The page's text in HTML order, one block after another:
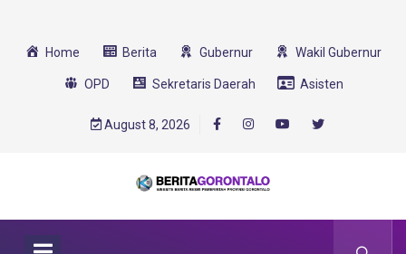
Home Berita Gubernur Wakil Gubernur
OPD Sekretaris Daerah Asisten
August 8, 2026